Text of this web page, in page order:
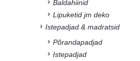
Baldahiinid
Lipuketid jm deko
Istepadjad & madratsid
Põrandapadjad
Istepadjad